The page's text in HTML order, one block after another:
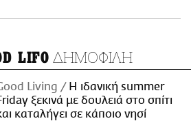
LIFO ΔΗΜΟΦΙΛΗ
Living
Η ιδανική summer
ξεκινά με δουλειά στο σπίτι
καταλήγει σε κάποιο νησί